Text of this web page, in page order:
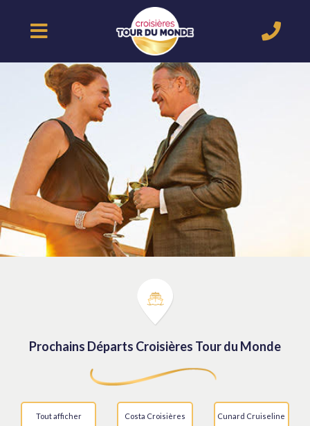
Prochains Départs Croisières Tour du Monde
Tout afficher Costa Croisières Cunard Cruiseline